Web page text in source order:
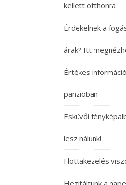
kellett otthonra
Érdekelnek a
árak? Itt
Értékes
panzióban
Esküvői
lesz nálunk!
Flottakezelés
Hezitáltunk a